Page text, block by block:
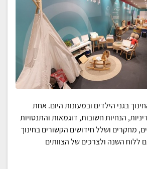
בגני הילדים ובמעונות היום. אחת
הנחיות חשובות, דוגמאות והתנסויות
מחקרים ושלל חידושים הקשורים בחינוך
ללוח השנה ולצרכים של הצוותים